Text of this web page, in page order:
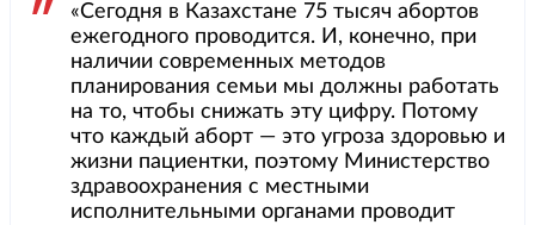
«Сегодня в Казахстане 75 тысяч абортов
ежегодного проводится. И, конечно, при
наличии современных методов
планирования семьи мы должны работать
на то, чтобы снижать эту цифру. Потому
что каждый аборт — это угроза здоровью и
жизни пациентки, поэтому Министерство
здравоохранения с местными
исполнительными органами проводит